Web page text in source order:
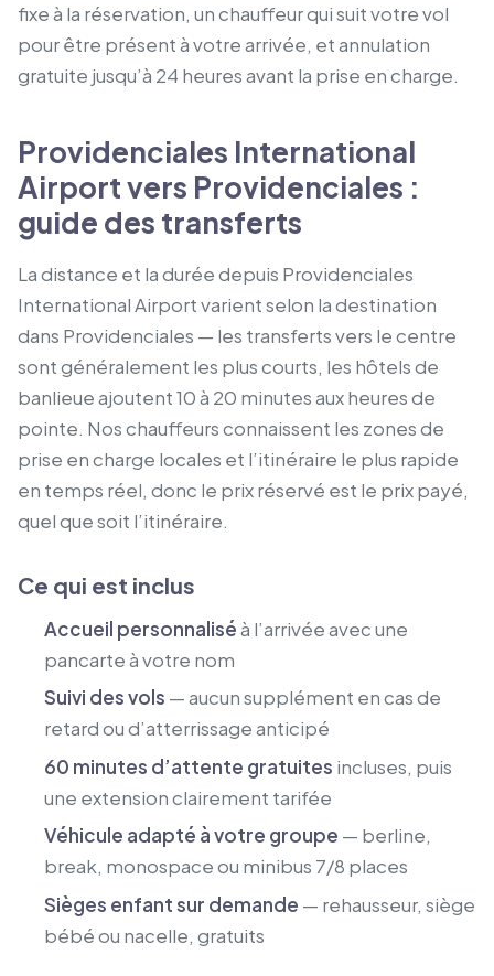
fixe à la réservation, un chauffeur qui suit votre vol
pour être présent à votre arrivée, et annulation
gratuite jusqu’à 24 heures avant la prise en charge.
Providenciales International
Airport vers Providenciales :
guide des transferts
La distance et la durée depuis Providenciales
International Airport varient selon la destination
dans Providenciales — les transferts vers le centre
sont généralement les plus courts, les hôtels de
banlieue ajoutent 10 à 20 minutes aux heures de
pointe. Nos chauffeurs connaissent les zones de
prise en charge locales et l’itinéraire le plus rapide
en temps réel, donc le prix réservé est le prix payé,
quel que soit l’itinéraire.
Ce qui est inclus
Accueil personnaliséà l’arrivée avec une
pancarte à votre nom
Suivi des vols — aucun supplément en cas de
retard ou d’atterrissage anticipé
60 minutes d’attente gratuites incluses, puis
une extension clairement tarifée
Véhicule adapté à votre groupe — berline,
break, monospace ou minibus 7/8 places
Sièges enfant sur demande — rehausseur, siège
bébé ou nacelle, gratuits